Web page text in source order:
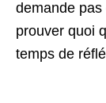
demande pas
prouver quoi
temps de